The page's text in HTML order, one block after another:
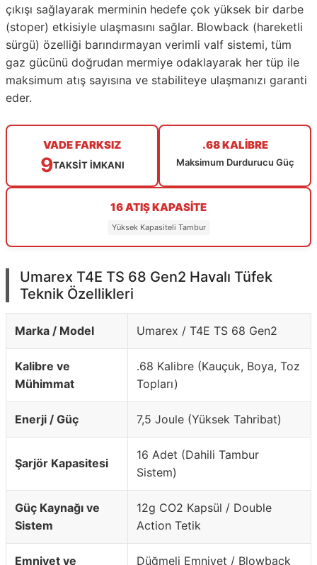
çıkışı sağlayarak merminin hedefe çok yüksek bir darbe
(stoper) etkisiyle ulaşmasını sağlar. Blowback (hareketli
sürgü) özelliği barındırmayan verimli valf sistemi, tüm
gaz gücünü doğrudan mermiye odaklayarak her tüp ile
maksimum atış sayısına ve stabiliteye ulaşmanızı garanti
eder.
VADE FARKSIZ
9TAKSİT İMKANI
.68 KALİBRE
Maksimum Durdurucu Güç
16 ATIŞ KAPASİTE
Yüksek Kapasiteli Tambur
Umarex T4E TS 68 Gen2 Havalı Tüfek
Teknik Özellikleri
Marka / Model Umarex / T4E TS 68 Gen2
Kalibre ve
Mühimmat
.68 Kalibre (Kauçuk, Boya, Toz
Topları)
Enerji / Güç 7,5 Joule (Yüksek Tahribat)
Şarjör Kapasitesi
16 Adet (Dahili Tambur
Sistem)
Güç Kaynağı ve
Sistem
12g CO2 Kapsül / Double
Action Tetik
Emniyet ve Düğmeli Emniyet / Blowback